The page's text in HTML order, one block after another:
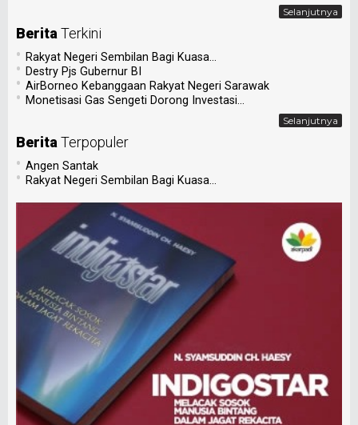
Selanjutnya
Berita Terkini
• Rakyat Negeri Sembilan Bagi Kuasa...
• Destry Pjs Gubernur BI
• AirBorneo Kebanggaan Rakyat Negeri Sarawak
• Monetisasi Gas Sengeti Dorong Investasi...
Selanjutnya
Berita Terpopuler
• Angen Santak
• Rakyat Negeri Sembilan Bagi Kuasa...